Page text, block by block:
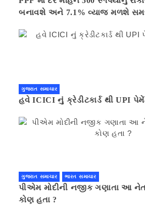
બનાવશે અને 7.1% વ્યાજ મળશે
ગુજરાત સમાચાર
હવે ICICI નું ક્રેડીટકાર્ડ થી UPI
ગુજરાત સમાચાર ભારત સમાચાર
પીએમ મોદીની નજીક ગણાતા આ
કોણ હતા ?